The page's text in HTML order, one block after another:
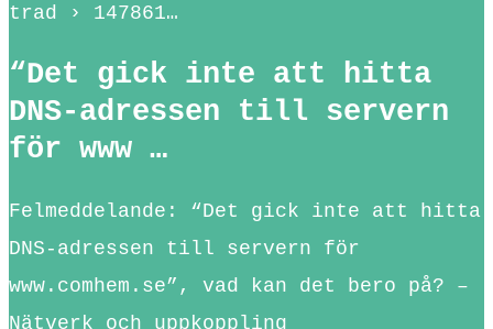
trad › 147861…
“Det gick inte att hitta
DNS-adressen till servern
för www …
Felmeddelande: “Det gick inte att hitta
DNS-adressen till servern för
www.comhem.se”, vad kan det bero på? –
Nätverk och uppkoppling